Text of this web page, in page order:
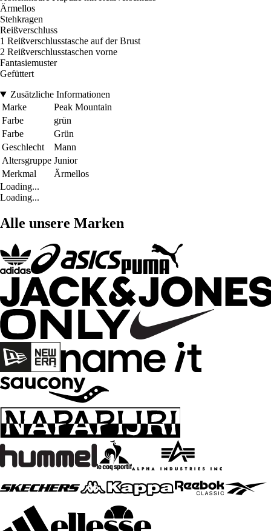
Ärmellos
Stehkragen
Reißverschluss
1 Reißverschlusstasche auf der Brust
2 Reißverschlusstaschen vorne
Fantasiemuster
Gefüttert
Zusätzliche Informationen
Marke
Peak Mountain
Farbe
grün
Farbe
Grün
Geschlecht
Mann
Altersgruppe Junior
Merkmal
Ärmellos
Loading...
Loading...
Alle unsere Marken